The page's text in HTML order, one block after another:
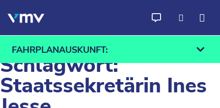
FAHRPLANAUSKUNFT:
Schlagwort:
Staatssekretärin Ines